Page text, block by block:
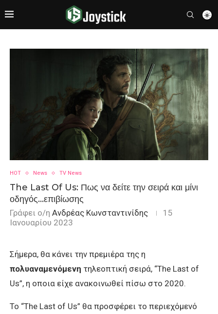
HOT News TV News
The Last Of Us: Πως να δείτε την σειρά και μίνι
οδηγός…επιβίωσης
Γράφει ο/η Ανδρέας Κωνσταντινίδης
15
Ιανουαρίου 2023
Σήμερα, θα κάνει την πρεμιέρα της η
πολυαναμενόμενη τηλεοπτική σειρά, “The Last of
Us”, η οποια είχε ανακοινωθεί πίσω στο 2020.
Το “The Last of Us” θα προσφέρει το περιεχόμενό